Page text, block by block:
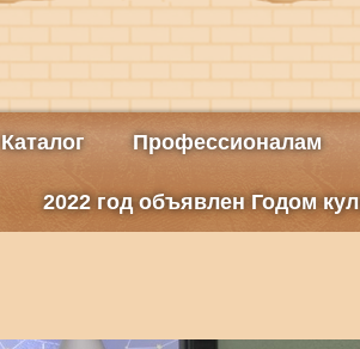
Каталог Профессионалам
2022 год объявлен Годом